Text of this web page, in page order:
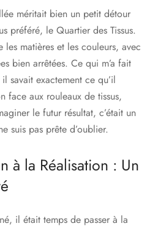
méritait bien un petit détour
préféré, le Quartier des Tissus.
matières et les couleurs, avec
bien arrêtées. Ce qui m’a fait
savait exactement ce qu’il
face aux rouleaux de tissus,
le futur résultat, c’était un
suis pas prête d’oublier.
à la Réalisation : Un
il était temps de passer à la